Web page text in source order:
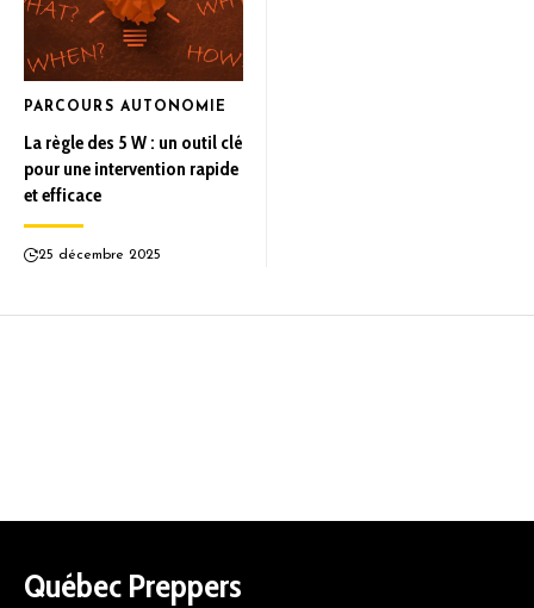
PARCOURS AUTONOMIE
La règle des 5 W : un outil clé
pour une intervention rapide
et efficace
25 décembre 2025
Québec Preppers